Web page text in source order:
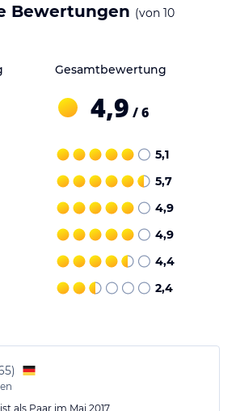
Bewertungen (von 10
Gesamtbewertung
4,9 / 6
5,1
5,7
4,9
4,9
4,4
2,4
)
als Paar im Mai 2017